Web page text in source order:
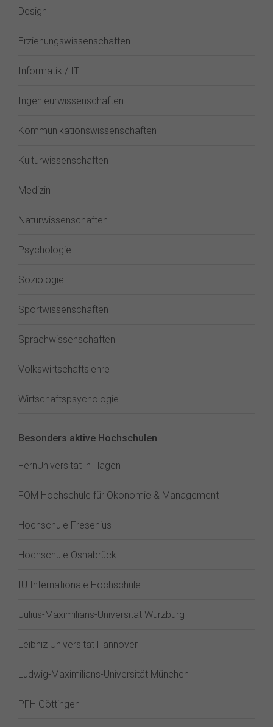
Design
Erziehungswissenschaften
Informatik / IT
Ingenieurwissenschaften
Kommunikationswissenschaften
Kulturwissenschaften
Medizin
Naturwissenschaften
Psychologie
Soziologie
Sportwissenschaften
Sprachwissenschaften
Volkswirtschaftslehre
Wirtschaftspsychologie
Besonders aktive Hochschulen
FernUniversität in Hagen
FOM Hochschule für Ökonomie & Management
Hochschule Fresenius
Hochschule Osnabrück
IU Internationale Hochschule
Julius-Maximilians-Universität Würzburg
Leibniz Universität Hannover
Ludwig-Maximilians-Universität München
PFH Göttingen